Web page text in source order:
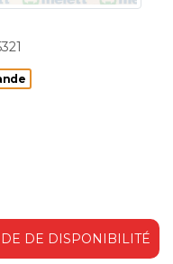
DE DISPONIBILITÉ